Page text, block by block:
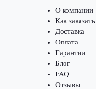
О компании
Как заказать
Доставка
Оплата
Гарантии
Блог
FAQ
Отзывы